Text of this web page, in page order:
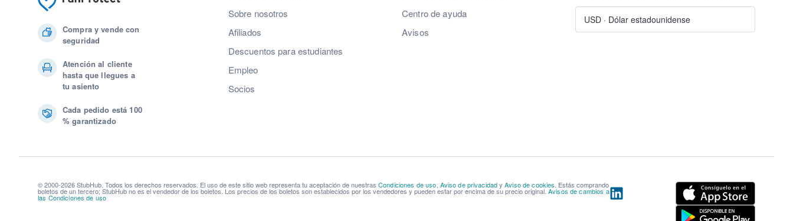
Compra y vende con
seguridad
Atención al cliente
hasta que llegues a
tu asiento
Cada pedido está 100
% garantizado
Sobre nosotros
Afiliados
Descuentos para estudiantes
Empleo
Socios
Centro de ayuda
Avisos
USD · Dólar estadounidense
© 2000-2026 StubHub. Todos los derechos reservados. El uso de este sitio web representa tu aceptación de nuestras Condiciones de uso, Aviso de privacidadyAviso de cookies. Estás comprando
boletos de un tercero; StubHub no es el vendedor de los boletos. Los precios de los boletos son establecidos por los vendedores y pueden estar por encima de su precio original. Avisos de cambios a
las Condiciones de uso